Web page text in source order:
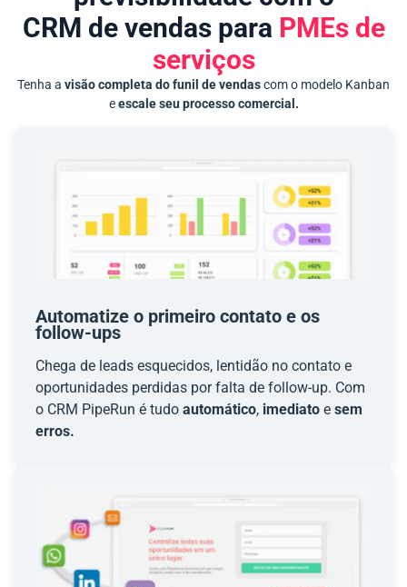
CRM de vendas para PMEs de
serviços
Tenha a visão completa do funil de vendascom o modelo Kanban
eescale seu processo comercial.
Automatize o primeiro contato e os
follow-ups
Chega de leads esquecidos, lentidão no contato e
oportunidades perdidas por falta de follow-up. Com
o CRM PipeRun é tudo automático, imediato e sem
erros.